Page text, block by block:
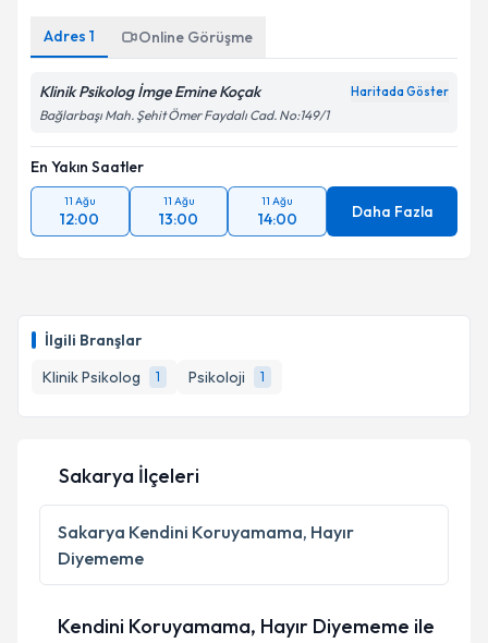
İlgili Branşlar
Klinik Psikolog
1 Psikoloji 1
Adres 1 Online Görüşme
Klinik Psikolog İmge Emine Koçak Haritada Göster
Bağlarbaşı Mah. Şehit Ömer Faydalı Cad. No:149/1
En Yakın Saatler
11 Ağu
12:00
11 Ağu
13:00
11 Ağu
14:00 Daha Fazla
Sakarya İlçeleri
Sakarya Kendini Koruyamama, Hayır
Diyememe
Kendini Koruyamama, Hayır Diyememe ile